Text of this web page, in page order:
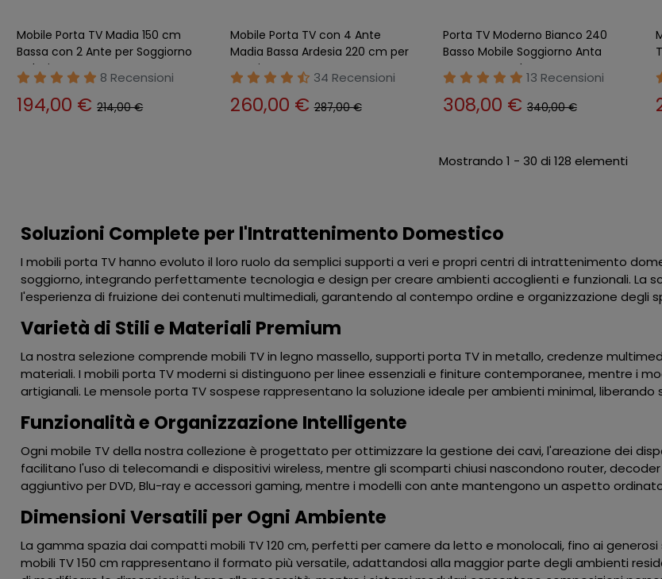
Mobile Porta TV Madia 150 cm
Bassa con 2 Ante per Soggiorno
Ardesia
8 Recensioni
194,00 €214,00 €
Mobile Porta TV con 4 Ante
Madia Bassa Ardesia 220 cm per
Soggiorno
34 Recensioni
260,00 €287,00 €
Porta TV Moderno Bianco 240
Basso Mobile Soggiorno Anta
Battente Credenza
13 Recensioni
308,00 € 340,00 €
Mostrando 1 - 30 di 128 elementi
Soluzioni Complete per l'Intrattenimento Domestico
I mobili porta TV hanno evoluto il loro ruolo da semplici supporti a veri e propri centri di intrattenimento
soggiorno, integrando perfettamente tecnologia e design per creare ambienti accoglienti e funzionali. La
l'esperienza di fruizione dei contenuti multimediali, garantendo al contempo ordine e organizzazione degli
Varietà di Stili e Materiali Premium
La nostra selezione comprende mobili TV in legno massello, supporti porta TV in metallo, credenze
materiali. I mobili porta TV moderni si distinguono per linee essenziali e finiture contemporanee, mentre i
artigianali. Le mensole porta TV sospese rappresentano la soluzione ideale per ambienti minimal,
Funzionalità e Organizzazione Intelligente
Ogni mobile TV della nostra collezione è progettato per ottimizzare la gestione dei cavi, l'areazione dei
facilitano l'uso di telecomandi e dispositivi wireless, mentre gli scomparti chiusi nascondono router,
aggiuntivo per DVD, Blu-ray e accessori gaming, mentre i modelli con ante mantengono un aspetto
Dimensioni Versatili per Ogni Ambiente
La gamma spazia dai compatti mobili TV 120 cm, perfetti per camere da letto e monolocali, fino ai
mobili TV 150 cm rappresentano il formato più versatile, adattandosi alla maggior parte degli ambienti